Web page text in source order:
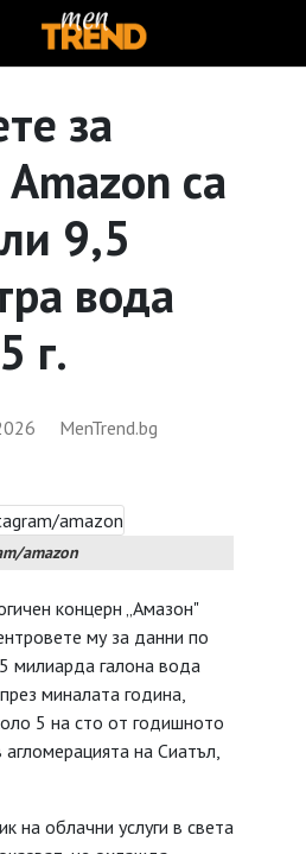
за
са
9,5
вода
г.
MenTrend.bg
amazon
концерн „Амазон"
му за данни по
милиарда галона вода
миналата година,
5 на сто от годишното
на Сиатъл,
на облачни услуги в света